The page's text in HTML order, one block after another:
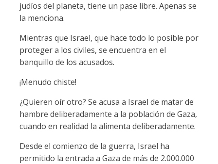
judíos del planeta, tiene un pase libre. Apenas se
la menciona.
Mientras que Israel, que hace todo lo posible por
proteger a los civiles, se encuentra en el
banquillo de los acusados.
¡Menudo chiste!
¿Quieren oír otro? Se acusa a Israel de matar de
hambre deliberadamente a la población de Gaza,
cuando en realidad la alimenta deliberadamente.
Desde el comienzo de la guerra, Israel ha
permitido la entrada a Gaza de más de 2.000.000